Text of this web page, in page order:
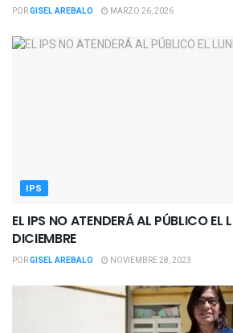
PORGISEL AREBALO MARZO 26, 2026
IPS
EL IPS NO ATENDERÁ AL PÚBLICO EL
DICIEMBRE
PORGISEL AREBALO NOVIEMBRE 28, 2023